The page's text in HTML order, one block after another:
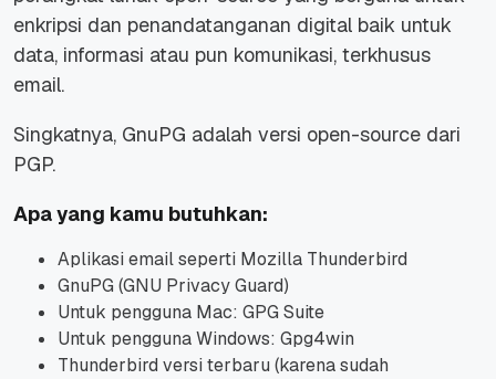
enkripsi dan penandatanganan digital baik untuk
data, informasi atau pun komunikasi, terkhusus
email.
Singkatnya, GnuPG adalah versi open-source dari
PGP.
Apa yang kamu butuhkan:
Aplikasi email seperti Mozilla Thunderbird
GnuPG (GNU Privacy Guard)
Untuk pengguna Mac: GPG Suite
Untuk pengguna Windows: Gpg4win
Thunderbird versi terbaru (karena sudah